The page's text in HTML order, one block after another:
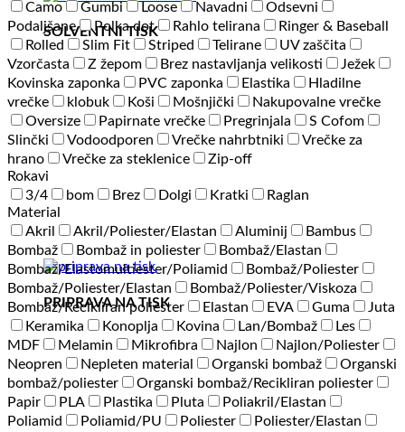
SOLVENTNI TISK
PRIPRAVA NA TISK
Camo
Gumbi Loose Navadni
Odsevni
Podaljšane
Polka dot Rahlo telirana
Ringer & Baseball
Rolled
Slim Fit Striped Telirane
UV zaščita
Vzorčasta
Z žepom Brez nastavljanja velikosti
Ježek
Kovinska zaponka
PVC zaponka Elastika
Hladilne
vrečke
klobuk Koši Mošnjički
Nakupovalne vrečke
Oversize
Papirnate vrečke Pregrinjala
S Cofom
Slinčki
Vodoodporen Vrečke nahrbtniki
Vrečke za
hrano
Vrečke za steklenice
Zip-off
Rokavi
3/4
bom Brez Dolgi Kratki
Raglan
Material
Akril
Akril/Poliester/Elastan Aluminij
Bambus
Bombaž
Bombaž in poliester
Bombaž/Elastan
Bombaž/Elastomultiester/Poliamid
Bombaž/Poliester
Bombaž/Poliester/Elastan
Bombaž/Poliester/Viskoza
Bombaž/Recikliran poliester
Elastan EVA Guma
Juta
Keramika
Konoplja Kovina Lan/Bombaž
Les
MDF
Melamin Mikrofibra Najlon
Najlon/Poliester
Neopren
Nepleten material Organski bombaž
Organski
bombaž/poliester
Organski bombaž/Recikliran poliester
Papir
PLA Plastika Pluta
Poliakril/Elastan
Poliamid
Poliamid/PU Poliester
Poliester/Elastan